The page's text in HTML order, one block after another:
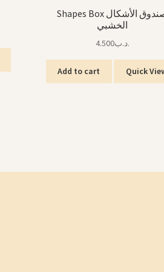
Shapes Box صندوق الأشكال
الخشبي
.د.ب4.500
Add to cart Quick